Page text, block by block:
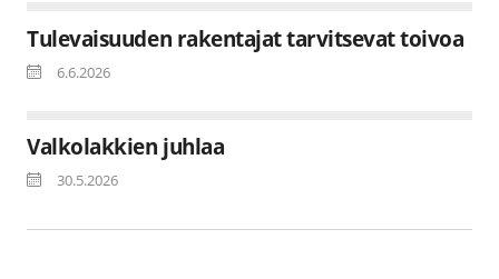
Tulevaisuuden rakentajat tarvitsevat toivoa
6.6.2026
Valkolakkien juhlaa
30.5.2026